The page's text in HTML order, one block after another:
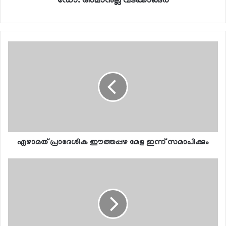
ഏഴാമത് പ്രാദേശിക ഈത്തപ്പഴ മേള ഇന്ന് സമാപിക്കും